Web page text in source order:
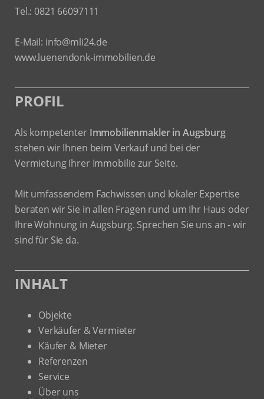
Tel.: 0821 66097111
E-Mail: info@mli24.de
www.luenendonk-immobilien.de
PROFIL
Als kompetenter Immobilienmakler in Augsburg
stehen wir Ihnen beim Verkauf und bei der
Vermietung Ihrer Immobilie zur Seite.
Mit umfassendem Fachwissen und lokaler Expertise
beraten wir Sie in allen Fragen rund um Ihr Haus oder
Ihre Wohnung in Augsburg. Sprechen Sie uns an - wir
sind für Sie da.
INHALT
Objekte
Verkäufer & Vermieter
Käufer & Mieter
Referenzen
Service
Über uns